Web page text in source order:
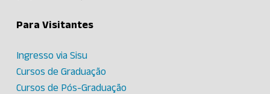
Para Visitantes
Ingresso via Sisu
Cursos de Graduação
Cursos de Pós-Graduação